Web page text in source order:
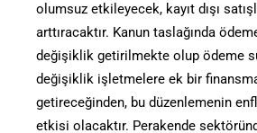
olumsuz etkileyecek, kayıt dışı
arttıracaktır. Kanun taslağında
değişiklik getirilmekte olup ödeme
değişiklik işletmelere ek bir
getireceğinden, bu düzenlemenin
etkisi olacaktır. Perakende